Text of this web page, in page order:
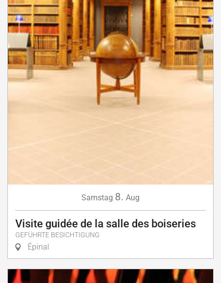
Samstag 8. Aug
Visite guidée de la salle des boiseries
GEFÜHRTE BESICHTIGUNG
Épinal